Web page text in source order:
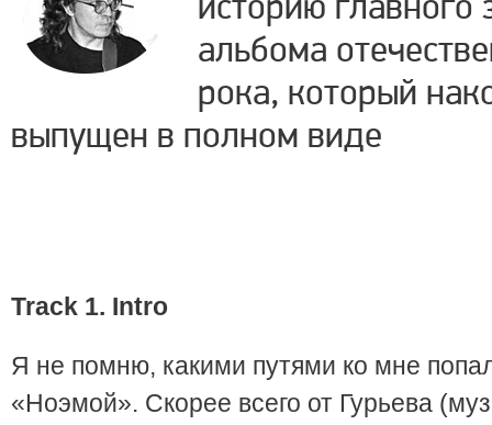
историю главного
альбома
рока, который
выпущен в полном виде
Track 1. Intro
Я не помню, какими путями ко мне
«Ноэмой». Скорее всего от Гурьева